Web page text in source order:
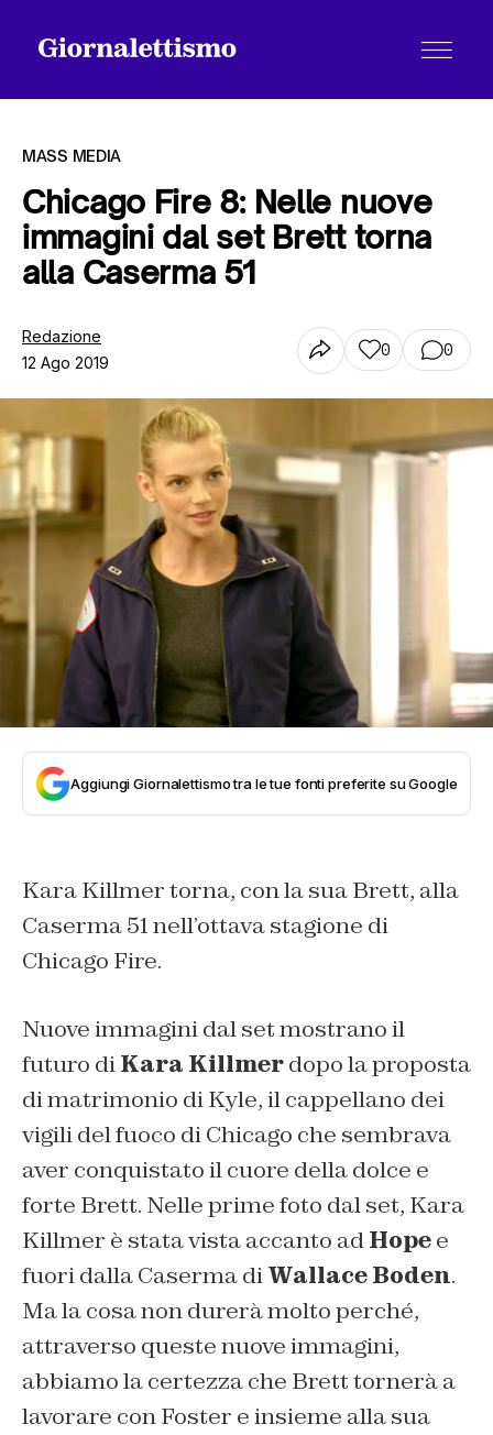
Tutti gli articoli
Chi siamo
MASS MEDIA
Chicago Fire 8: Nelle nuove
immagini dal set Brett torna
alla Caserma 51
Redazione
12 Ago 2019
0 0
Aggiungi Giornalettismo tra le tue fonti preferite su Google
Kara Killmer torna, con la sua Brett, alla
Caserma 51 nell’ottava stagione di
Chicago Fire.
Nuove immagini dal set mostrano il
futuro diKara Killmerdopo la proposta
di matrimonio di Kyle, il cappellano dei
vigili del fuoco di Chicago che sembrava
aver conquistato il cuore della dolce e
forte Brett. Nelle prime foto dal set, Kara
Killmer è stata vista accanto adHopee
fuori dalla Caserma diWallace Boden.
Ma la cosa non durerà molto perché,
attraverso queste nuove immagini,
abbiamo la certezza che Brett tornerà a
lavorare con Foster e insieme alla sua